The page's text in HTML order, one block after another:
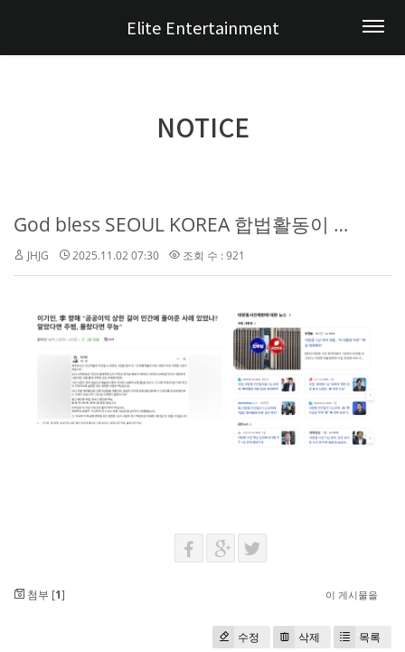
Elite Entertainment
NOTICE
God bless SEOUL KOREA 합법활동이 원칙이래
JHJG 2025.11.02 07:30 조회 수 : 921
첨부 [1] 이 게시물을
수정 삭제 목록